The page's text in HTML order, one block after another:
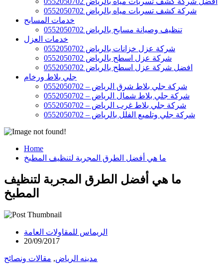
شركة كشف تسربات مياه بالرياض 0552050702
خدمات المسابح
تنظيف وصيانة مسابح بالرياض 0552050702
خدمات العزل
شركة عزل خزانات بالرياض 0552050702
شركة عزل اسطح بالرياض 0552050702
افضل شركة عزل اسطح بالرياض 0552050702
جلي بلاط ورخام
شركة جلي بلاط شرق الرياض – 0552050702
شركة جلي بلاط شمال الرياض – 0552050702
شركة جلي بلاط غرب الرياض – 0552050702
شركة جلي وتلميع الفلل بالرياض – 0552050702
Home
ما هي أفضل الطرق المجربة لتنظيف المطبخ
ما هي أفضل الطرق المجربة لتنظيف
المطبخ
الريماس للمقاولات العامة
20/09/2017
مدينه الرياض, مقالات ونصائح